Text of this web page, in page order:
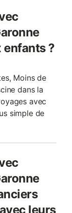
enfants ?
Moins de
dans la
avec
simple de
leurs